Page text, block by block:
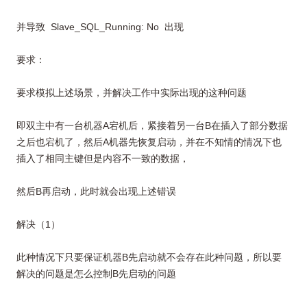
并导致 Slave_SQL_Running: No 出现
要求：
要求模拟上述场景，并解决工作中实际出现的这种问题
即双主中有一台机器A宕机后，紧接着另一台B在插入了部分数据
之后也宕机了，然后A机器先恢复启动，并在不知情的情况下也
插入了相同主键但是内容不一致的数据，
然后B再启动，此时就会出现上述错误
解决（1）
此种情况下只要保证机器B先启动就不会存在此种问题，所以要
解决的问题是怎么控制B先启动的问题